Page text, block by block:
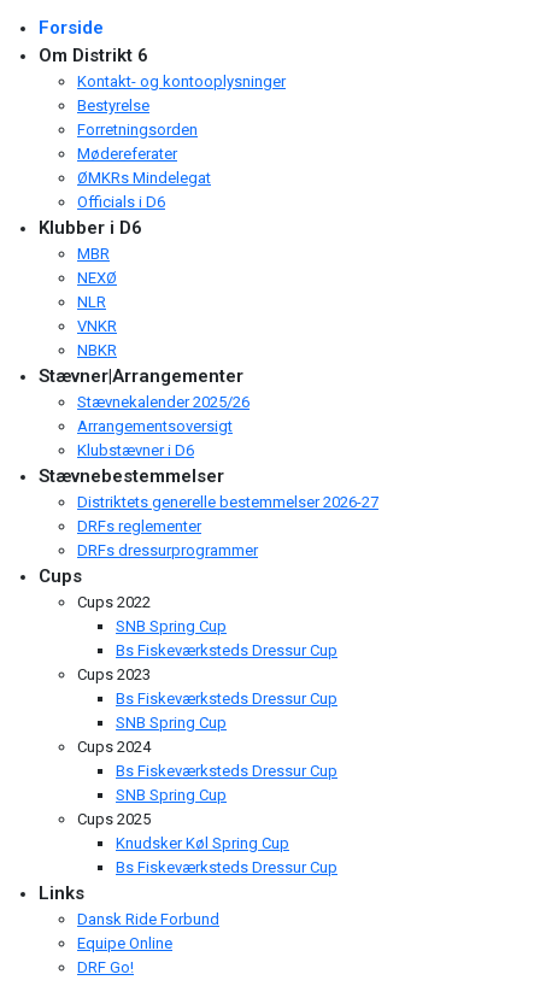
Forside
Om Distrikt 6
Kontakt- og kontooplysninger
Bestyrelse
Forretningsorden
Mødereferater
ØMKRs Mindelegat
Officials i D6
Klubber i D6
MBR
NEXØ
NLR
VNKR
NBKR
Stævner|Arrangementer
Stævnekalender 2025/26
Arrangementsoversigt
Klubstævner i D6
Stævnebestemmelser
Distriktets generelle bestemmelser 2026-27
DRFs reglementer
DRFs dressurprogrammer
Cups
Cups 2022
SNB Spring Cup
Bs Fiskeværksteds Dressur Cup
Cups 2023
Bs Fiskeværksteds Dressur Cup
SNB Spring Cup
Cups 2024
Bs Fiskeværksteds Dressur Cup
SNB Spring Cup
Cups 2025
Knudsker Køl Spring Cup
Bs Fiskeværksteds Dressur Cup
Links
Dansk Ride Forbund
Equipe Online
DRF Go!